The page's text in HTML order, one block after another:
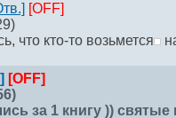
[OFF]
что кто-то возьмется
[OFF]
за 1 книгу ))